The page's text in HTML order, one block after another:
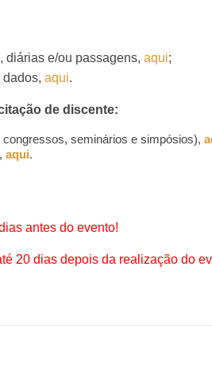
diárias e/ou passagens, aqui;
dados, aqui.
de discente:
seminários e simpósios),
aqui.
antes do evento!
20 dias depois da realização do